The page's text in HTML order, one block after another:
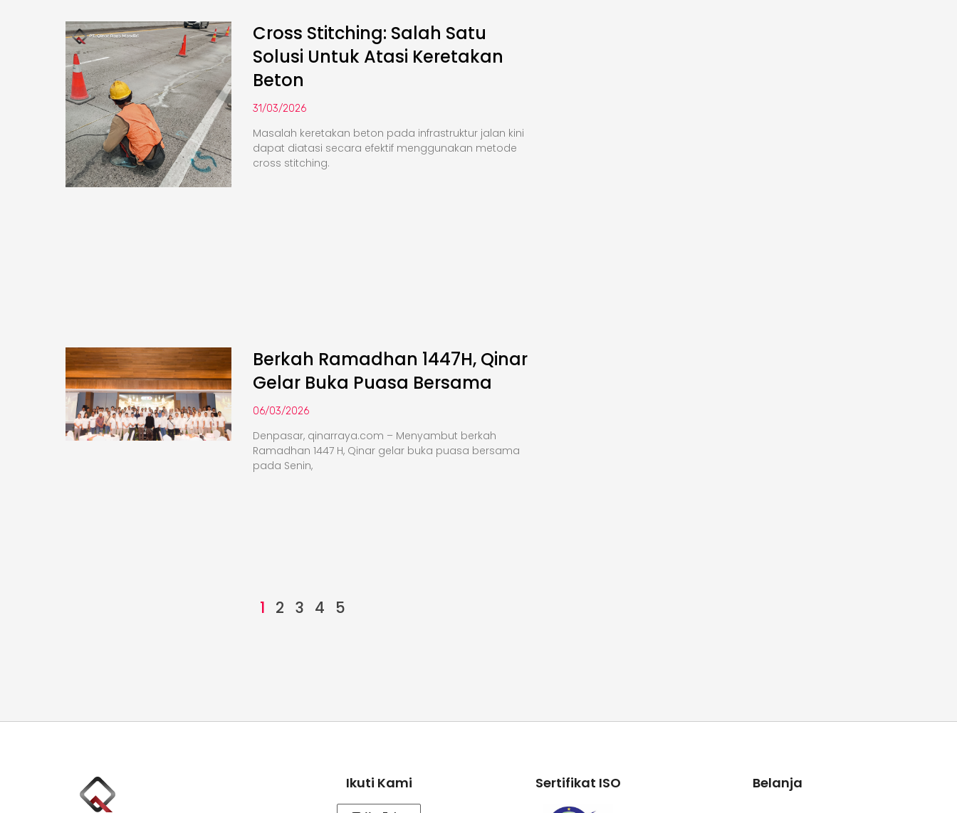
Cross Stitching: Salah Satu
Solusi Untuk Atasi Keretakan
Beton
31/03/2026
Masalah keretakan beton pada infrastruktur jalan kini
dapat diatasi secara efektif menggunakan metode
cross stitching.
Berkah Ramadhan 1447H, Qinar
Gelar Buka Puasa Bersama
06/03/2026
Denpasar, qinarraya.com – Menyambut berkah
Ramadhan 1447 H, Qinar gelar buka puasa bersama
pada Senin,
1 2 3 4 5
Ikuti Kami Sertifikat ISO Belanja